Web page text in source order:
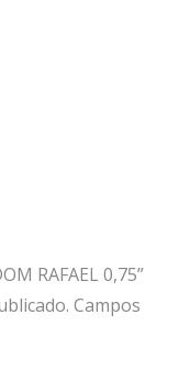
RAFAEL 0,75”
Campos